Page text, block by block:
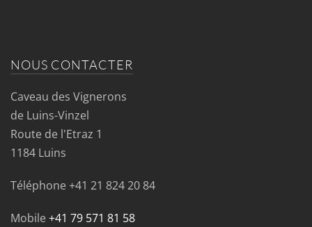
NOUS CONTACTER
Caveau des Vignerons
de Luins-Vinzel
Route de l'Etraz 1
1184 Luins
Téléphone +41 21 824 20 84
Mobile +41 79 571 81 58